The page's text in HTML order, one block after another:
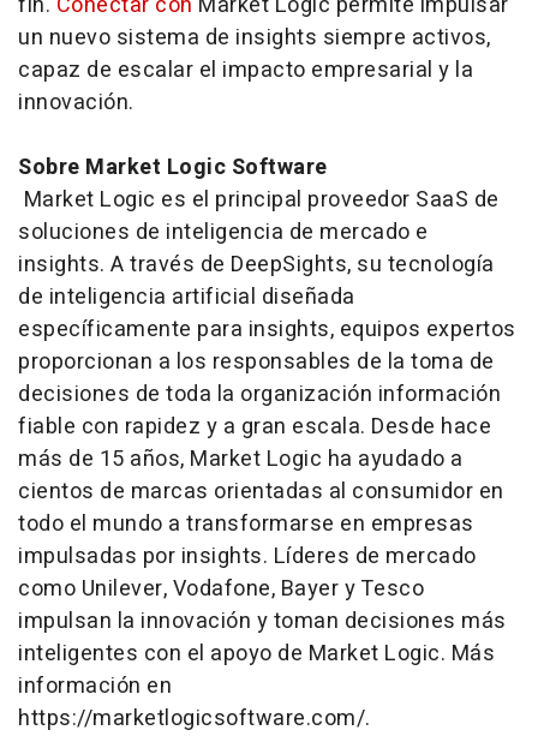
un nuevo sistema de insights siempre activos,
capaz de escalar el impacto empresarial y la
innovación.
Sobre Market Logic Software
Market Logic es el principal proveedor SaaS de
soluciones de inteligencia de mercado e
insights. A través de DeepSights, su tecnología
de inteligencia artificial diseñada
específicamente para insights, equipos expertos
proporcionan a los responsables de la toma de
decisiones de toda la organización información
fiable con rapidez y a gran escala. Desde hace
más de 15 años, Market Logic ha ayudado a
cientos de marcas orientadas al consumidor en
todo el mundo a transformarse en empresas
impulsadas por insights. Líderes de mercado
como Unilever, Vodafone, Bayer y Tesco
impulsan la innovación y toman decisiones más
inteligentes con el apoyo de Market Logic. Más
información en
https://marketlogicsoftware.com/.